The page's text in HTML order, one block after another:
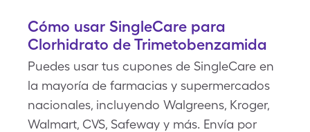
Cómo usar SingleCare para
Clorhidrato de Trimetobenzamida
Puedes usar tus cupones de SingleCare en
la mayoría de farmacias y supermercados
nacionales, incluyendo Walgreens, Kroger,
Walmart, CVS, Safeway y más. Envía por